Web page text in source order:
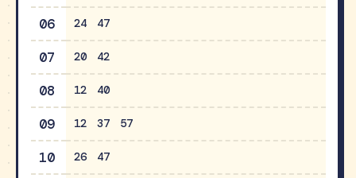
06 24 47
07 20 42
08 12 40
09 12 37 57
10 26 47